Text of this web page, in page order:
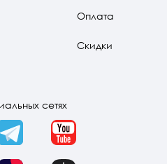
Оплата
Скидки
сетях
Telegram YouTube